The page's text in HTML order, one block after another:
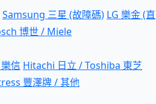
Samsung 三星 (故障碼) LG 樂金 (直
博世 / Miele
信 Hitachi 日立 / Toshiba 東芝
豐澤牌 / 其他